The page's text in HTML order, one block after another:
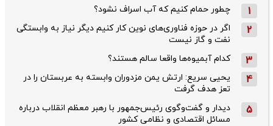
1 چطور حمام کنیم که آب اسراف نشود؟
2
اگر در حوزه فناوری‌های نوین کار کنیم دیگر نیاز به وابستگی
نفت و گاز نیست
3 کدام آبمیوه‌ها واقعا سالم هستند؟
4
یحیی سریع: ارتش یمن مزدوران وابسته به عربستان را در
تعز هدف گرفت
5
دیدار و گفت‌وگوی رئیس‌جمهور با رهبر معظم انقلاب درباره
مسائل اقتصادی و نظامی کشور